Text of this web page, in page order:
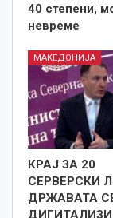
40 степени,
невреме
МАКЕДОНИЈА
КРАЈ ЗА 20
СЕРВЕРСКИ
ДРЖАВАТА